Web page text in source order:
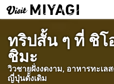
ทริปสั้น ๆ ที่ ชิโ
ชิมะ
วิวชายฝั่งงดงาม, อาหารทะเล
ญี่ปุ่นดั้งเดิม